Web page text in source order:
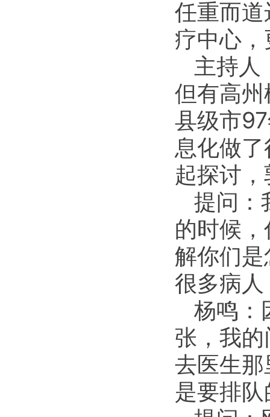
任重而
疗中心
主持人
但有高
县级市
息化做
起探讨
提问：
的时候
解你们
很多病
杨鸣：
张，我
去医生
是要排